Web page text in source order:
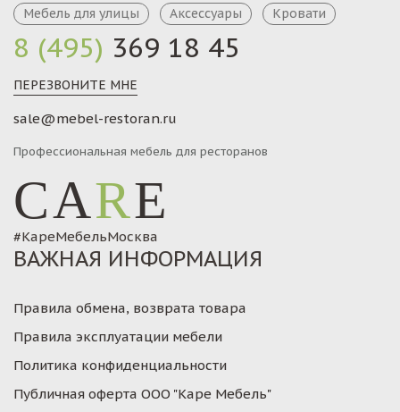
8 (495) 369 18 45
ПЕРЕЗВОНИТЕ МНЕ
sale@mebel-restoran.ru
Профессиональная мебель для ресторанов
CARE
#КареМебельМосква
Мебель для улицы
Аксессуары Кровати
ВАЖНАЯ ИНФОРМАЦИЯ
Правила обмена, возврата товара
Правила эксплуатации мебели
Политика конфиденциальности
Публичная оферта ООО "Каре Мебель"